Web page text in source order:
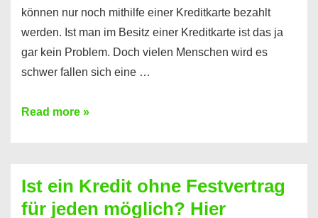
können nur noch mithilfe einer Kreditkarte bezahlt
werden. Ist man im Besitz einer Kreditkarte ist das ja
gar kein Problem. Doch vielen Menschen wird es
schwer fallen sich eine …
Kreditkarte
Prepaid
ist
Read more »
Ist ein Kredit ohne Festvertrag
für jeden möglich? Hier